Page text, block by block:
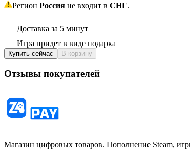
Регион Россия не входит в СНГ.
Доставка за 5 минут
Игра придет в виде подарка
Купить сейчас В корзину
Отзывы покупателей
Магазин цифровых товаров. Пополнение Steam,